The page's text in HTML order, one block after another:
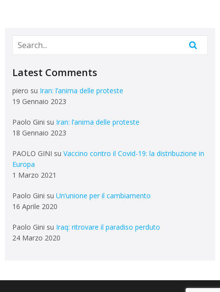
Latest Comments
piero su Iran: l’anima delle proteste
19 Gennaio 2023
Paolo Gini su Iran: l’anima delle proteste
18 Gennaio 2023
PAOLO GINI su Vaccino contro il Covid-19: la distribuzione in
Europa
1 Marzo 2021
Paolo Gini su Un’unione per il cambiamento
16 Aprile 2020
Paolo Gini su Iraq: ritrovare il paradiso perduto
24 Marzo 2020